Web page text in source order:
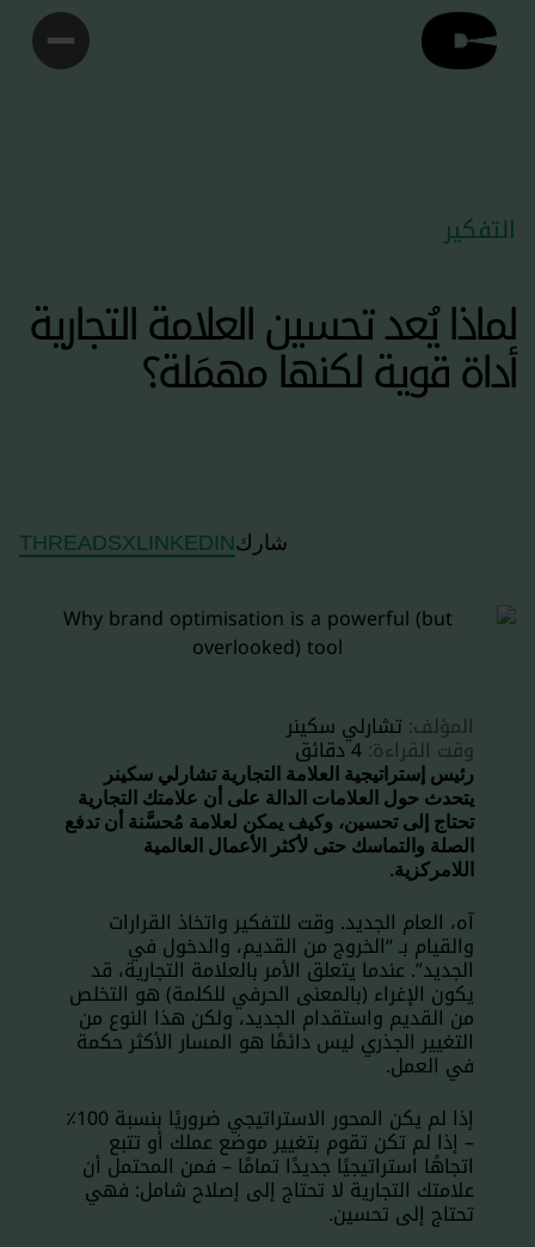
التفكير
لماذا يُعد تحسين العلامة التجارية
أداة قوية لكنها مهمَلة؟
شاركLINKEDIN
X
THREADS
المؤلف: تشارلي سكينر
وقت القراءة:4 دقائق
رئيس إستراتيجية العلامة التجارية تشارلي سكينر
يتحدث حول العلامات الدالة على أن علامتك التجارية
تحتاج إلى تحسين، وكيف يمكن لعلامة مُحسَّنة أن تدفع
الصلة والتماسك حتى لأكثر الأعمال العالمية
اللامركزية.
آه، العام الجديد. وقت للتفكير واتخاذ القرارات
والقيام بـ “الخروج من القديم، والدخول في
الجديد”. عندما يتعلق الأمر بالعلامة التجارية، قد
يكون الإغراء (بالمعنى الحرفي للكلمة) هو التخلص
من القديم واستقدام الجديد، ولكن هذا النوع من
التغيير الجذري ليس دائمًا هو المسار الأكثر حكمة
في العمل.
إذا لم يكن المحور الاستراتيجي ضروريًا بنسبة 100٪
– إذا لم تكن تقوم بتغيير موضع عملك أو تتبع
اتجاهًا استراتيجيًا جديدًا تمامًا – فمن المحتمل أن
علامتك التجارية لا تحتاج إلى إصلاح شامل: فهي
تحتاج إلى تحسين.